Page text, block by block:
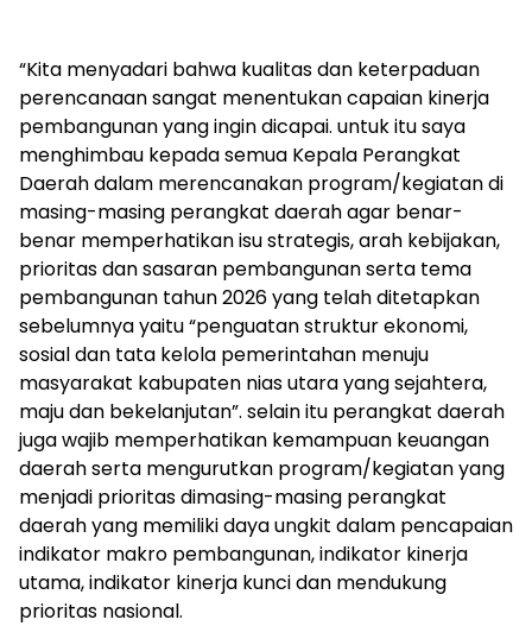
“Kita menyadari bahwa kualitas dan keterpaduan
perencanaan sangat menentukan capaian kinerja
pembangunan yang ingin dicapai. untuk itu saya
menghimbau kepada semua Kepala Perangkat
Daerah dalam merencanakan program/kegiatan di
masing-masing perangkat daerah agar benar-
benar memperhatikan isu strategis, arah kebijakan,
prioritas dan sasaran pembangunan serta tema
pembangunan tahun 2026 yang telah ditetapkan
sebelumnya yaitu “penguatan struktur ekonomi,
sosial dan tata kelola pemerintahan menuju
masyarakat kabupaten nias utara yang sejahtera,
maju dan bekelanjutan”. selain itu perangkat daerah
juga wajib memperhatikan kemampuan keuangan
daerah serta mengurutkan program/kegiatan yang
menjadi prioritas dimasing-masing perangkat
daerah yang memiliki daya ungkit dalam pencapaian
indikator makro pembangunan, indikator kinerja
utama, indikator kinerja kunci dan mendukung
prioritas nasional.